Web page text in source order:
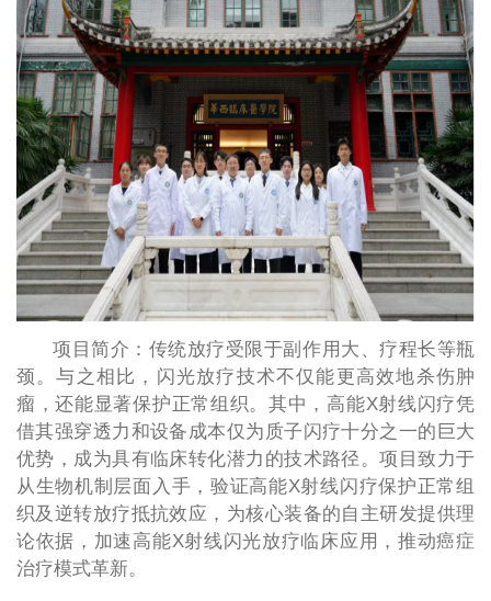
项目简介：传统放疗受限于副作用大、疗程长等瓶
颈。与之相比，闪光放疗技术不仅能更高效地杀伤肿
瘤，还能显著保护正常组织。其中，高能X射线闪疗凭
借其强穿透力和设备成本仅为质子闪疗十分之一的巨大
优势，成为具有临床转化潜力的技术路径。项目致力于
从生物机制层面入手，验证高能X射线闪疗保护正常组
织及逆转放疗抵抗效应，为核心装备的自主研发提供理
论依据，加速高能X射线闪光放疗临床应用，推动癌症
治疗模式革新。